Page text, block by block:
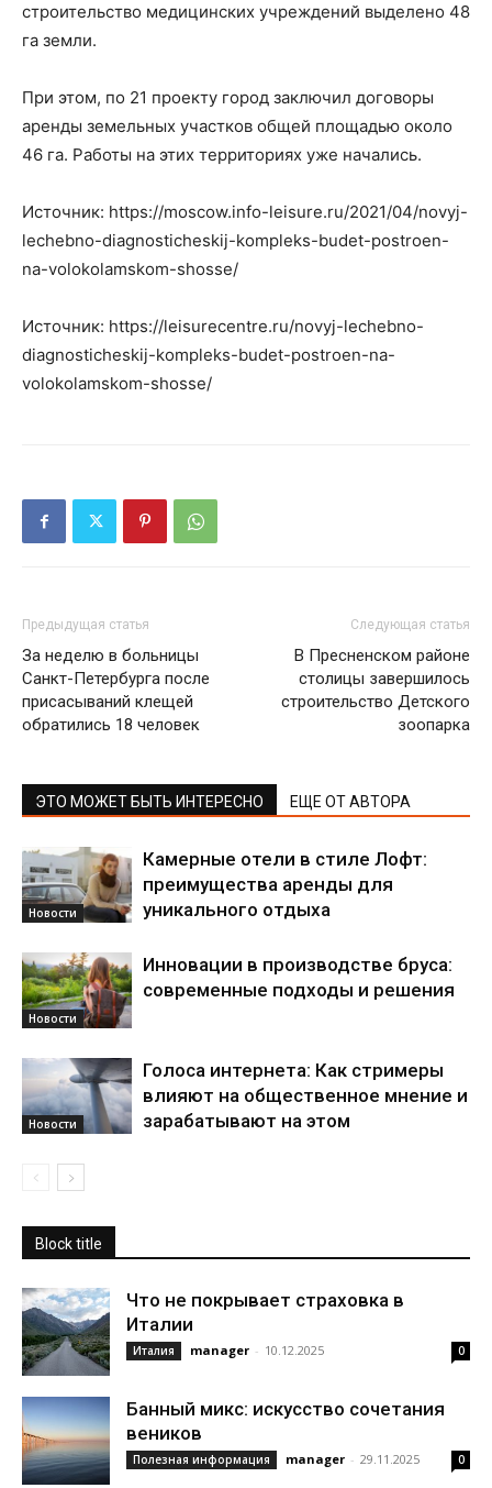
строительство медицинских учреждений выделено 48
га земли.
При этом, по 21 проекту город заключил договоры
аренды земельных участков общей площадью около
46 га. Работы на этих территориях уже начались.
Источник: https://moscow.info-leisure.ru/2021/04/novyj-
lechebno-diagnosticheskij-kompleks-budet-postroen-
na-volokolamskom-shosse/
Источник: https://leisurecentre.ru/novyj-lechebno-
diagnosticheskij-kompleks-budet-postroen-na-
volokolamskom-shosse/
Предыдущая статья
За неделю в больницы
Санкт-Петербурга после
присасываний клещей
обратились 18 человек
Следующая статья
В Пресненском районе
столицы завершилось
строительство Детского
зоопарка
ЭТО МОЖЕТ БЫТЬ ИНТЕРЕСНО ЕЩЕ ОТ АВТОРА
Новости
Камерные отели в стиле Лофт:
преимущества аренды для
уникального отдыха
Новости
Инновации в производстве бруса:
современные подходы и решения
Новости
Голоса интернета: Как стримеры
влияют на общественное мнение и
зарабатывают на этом
Block title
Что не покрывает страховка в
Италии
Италия manager - 10.12.2025 0
Банный микс: искусство сочетания
веников
Полезная информация manager - 29.11.2025 0